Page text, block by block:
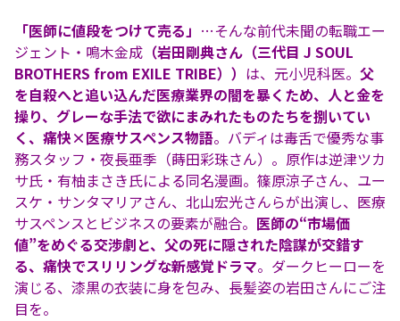
「医師に値段をつけて売る」 …そんな前代未聞の転職エー
ジェント・鳴木金成 （岩田剛典さん（三代目 J SOUL
BROTHERS from EXILE TRIBE）） は、元小児科医。 父
を自殺へと追い込んだ医療業界の闇を暴くため、人と金を
操り、グレーな手法で欲にまみれたものたちを捌いてい
く、痛快×医療サスペンス物語。バディは毒舌で優秀な事
務スタッフ・夜長亜季（蒔田彩珠さん）。原作は逆津ツカ
サ氏・有柚まさき氏による同名漫画。篠原涼子さん、ユー
スケ・サンタマリアさん、北山宏光さんらが出演し、医療
サスペンスとビジネスの要素が融合。 医師の“市場価
値”をめぐる交渉劇と、父の死に隠された陰謀が交錯す
る、痛快でスリリングな新感覚ドラマ。ダークヒーローを
演じる、漆黒の衣装に身を包み、長髪姿の岩田さんにご注
目を。